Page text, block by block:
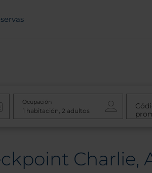
Ocupación
Charlie,